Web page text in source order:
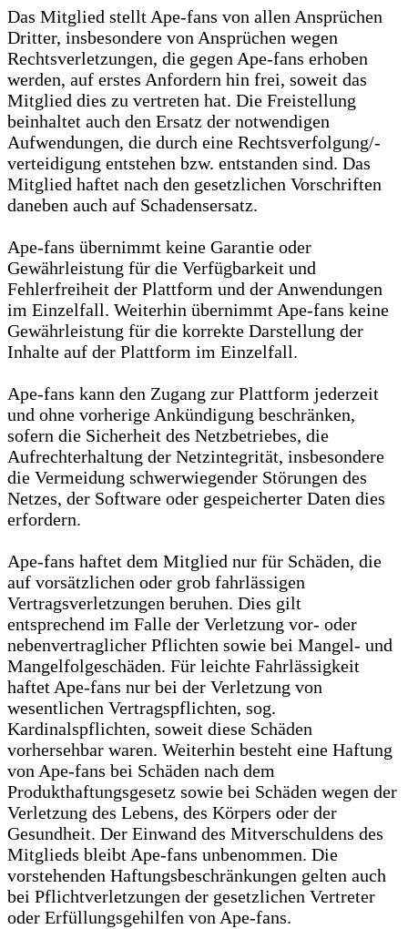
Das Mitglied stellt Ape-fans von allen Ansprüchen
Dritter, insbesondere von Ansprüchen wegen
Rechtsverletzungen, die gegen Ape-fans erhoben
werden, auf erstes Anfordern hin frei, soweit das
Mitglied dies zu vertreten hat. Die Freistellung
beinhaltet auch den Ersatz der notwendigen
Aufwendungen, die durch eine Rechtsverfolgung/-
verteidigung entstehen bzw. entstanden sind. Das
Mitglied haftet nach den gesetzlichen Vorschriften
daneben auch auf Schadensersatz.
Ape-fans übernimmt keine Garantie oder
Gewährleistung für die Verfügbarkeit und
Fehlerfreiheit der Plattform und der Anwendungen
im Einzelfall. Weiterhin übernimmt Ape-fans keine
Gewährleistung für die korrekte Darstellung der
Inhalte auf der Plattform im Einzelfall.
Ape-fans kann den Zugang zur Plattform jederzeit
und ohne vorherige Ankündigung beschränken,
sofern die Sicherheit des Netzbetriebes, die
Aufrechterhaltung der Netzintegrität, insbesondere
die Vermeidung schwerwiegender Störungen des
Netzes, der Software oder gespeicherter Daten dies
erfordern.
Ape-fans haftet dem Mitglied nur für Schäden, die
auf vorsätzlichen oder grob fahrlässigen
Vertragsverletzungen beruhen. Dies gilt
entsprechend im Falle der Verletzung vor- oder
nebenvertraglicher Pflichten sowie bei Mangel- und
Mangelfolgeschäden. Für leichte Fahrlässigkeit
haftet Ape-fans nur bei der Verletzung von
wesentlichen Vertragspflichten, sog.
Kardinalspflichten, soweit diese Schäden
vorhersehbar waren. Weiterhin besteht eine Haftung
von Ape-fans bei Schäden nach dem
Produkthaftungsgesetz sowie bei Schäden wegen der
Verletzung des Lebens, des Körpers oder der
Gesundheit. Der Einwand des Mitverschuldens des
Mitglieds bleibt Ape-fans unbenommen. Die
vorstehenden Haftungsbeschränkungen gelten auch
bei Pflichtverletzungen der gesetzlichen Vertreter
oder Erfüllungsgehilfen von Ape-fans.